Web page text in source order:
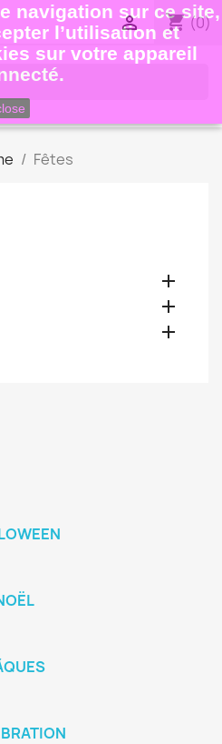
navigation sur ce site,
l’utilisation et
sur votre appareil
shopping_cart(0)

Fêtes


